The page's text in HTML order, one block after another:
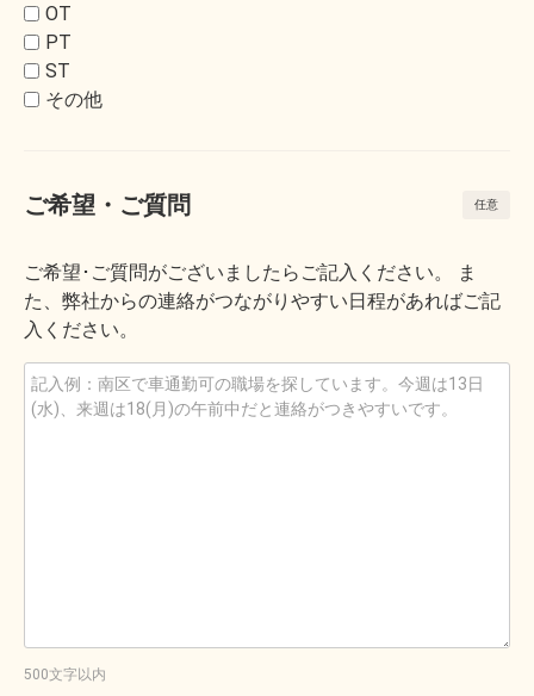
OT
PT
ST
その他
ご希望・ご質問
ご希望･ご質問がございましたらご記入ください。 ま
た、弊社からの連絡がつながりやすい日程があればご記
入ください。
500文字以内